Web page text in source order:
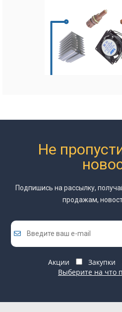
Не
Подпишись на рассылку,
продажам,
Акции Закупки
Выберите на что